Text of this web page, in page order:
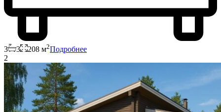
3 3 208 м2Подробнее
2